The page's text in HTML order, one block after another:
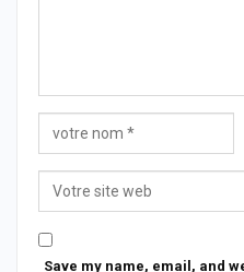
Save my name, email, and